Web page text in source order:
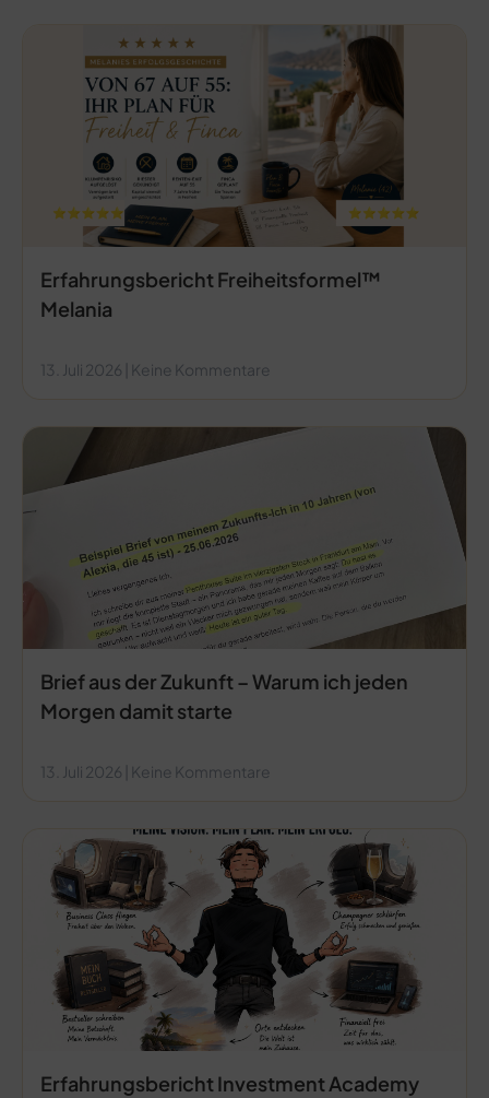
Erfahrungsbericht Freiheitsformel™
Melania
13. Juli 2026 Keine Kommentare
Brief aus der Zukunft – Warum ich jeden
Morgen damit starte
13. Juli 2026 Keine Kommentare
Erfahrungsbericht Investment Academy